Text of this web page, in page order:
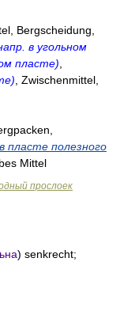
Bergscheidung,
в угольном
пласте)
, Zwischenmittel,
пласте полезного
Mittel
прослоек
) senkrecht;